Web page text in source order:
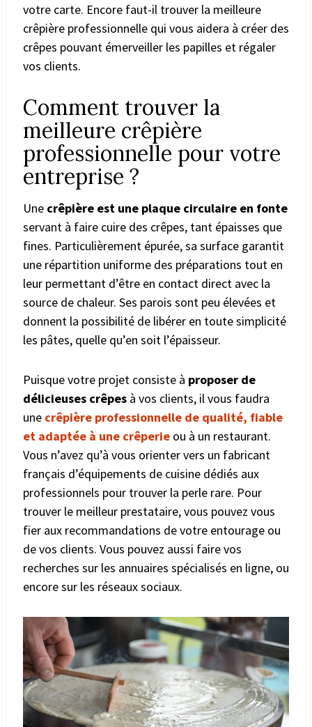
votre carte. Encore faut-il trouver la meilleure
crêpière professionnelle qui vous aidera à créer des
crêpes pouvant émerveiller les papilles et régaler
vos clients.
Comment trouver la
meilleure crêpière
professionnelle pour votre
entreprise ?
Une crêpière est une plaque circulaire en fonte
servant à faire cuire des crêpes, tant épaisses que
fines. Particulièrement épurée, sa surface garantit
une répartition uniforme des préparations tout en
leur permettant d’être en contact direct avec la
source de chaleur. Ses parois sont peu élevées et
donnent la possibilité de libérer en toute simplicité
les pâtes, quelle qu’en soit l’épaisseur.
Puisque votre projet consiste à proposer de
délicieuses crêpes à vos clients, il vous faudra
une crêpière professionnelle de qualité, fiable
et adaptée à une crêperie ou à un restaurant.
Vous n’avez qu’à vous orienter vers un fabricant
français d’équipements de cuisine dédiés aux
professionnels pour trouver la perle rare. Pour
trouver le meilleur prestataire, vous pouvez vous
fier aux recommandations de votre entourage ou
de vos clients. Vous pouvez aussi faire vos
recherches sur les annuaires spécialisés en ligne, ou
encore sur les réseaux sociaux.